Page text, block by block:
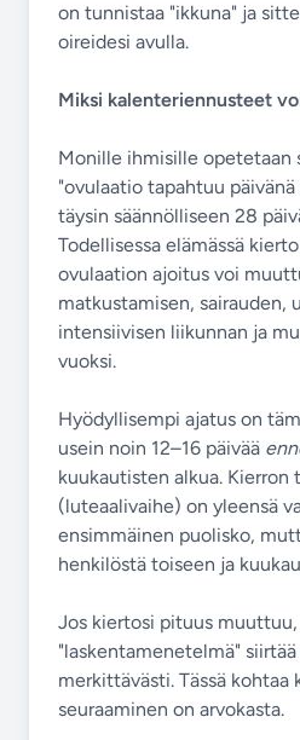
on tunnistaa "ikkuna" ja
oireidesi avulla.
Miksi kalenteriennusteet
Monille ihmisille opetetaan
"ovulaatio tapahtuu päivänä
täysin säännölliseen 28
Todellisessa elämässä
ovulaation ajoitus voi
matkustamisen, sairauden,
intensiivisen liikunnan ja
vuoksi.
Hyödyllisempi ajatus on
usein noin 12–16 päivää
kuukautisten alkua. Kierron
(luteaalivaihe) on yleensä
ensimmäinen puolisko,
henkilöstä toiseen ja
Jos kiertosi pituus muuttuu,
"laskentamenetelmä"
merkittävästi. Tässä kohtaa
seuraaminen on arvokasta.